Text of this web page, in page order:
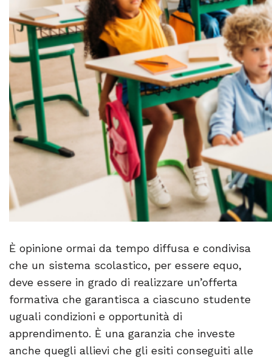
È opinione ormai da tempo diffusa e condivisa
che un sistema scolastico, per essere equo,
deve essere in grado di realizzare un’offerta
formativa che garantisca a ciascuno studente
uguali condizioni e opportunità di
apprendimento. È una garanzia che investe
anche quegli allievi che gli esiti conseguiti alle